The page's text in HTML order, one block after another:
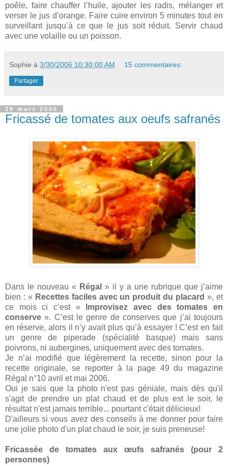
poêle, faire chauffer l’huile, ajouter les radis, mélanger et
verser le jus d’orange. Faire cuire environ 5 minutes tout en
surveillant jusqu’à ce que le jus soit réduit. Servir chaud
avec une volaille ou un poisson.
Sophie à 3/30/2006 10:30:00 AM 15 commentaires:
Partager
29 mars 2006
Fricassé de tomates aux oeufs safranés
Dans le nouveau « Régal » il y a une rubrique que j’aime
bien : « Recettes faciles avec un produit du placard», et
ce mois ci c’est «
Improvisez avec des tomates en
conserve ». C’est le genre de conserves que j’ai toujours
en réserve, alors il n’y avait plus qu’à essayer ! C’est en fait
un genre de piperade (spécialité basque) mais sans
poivrons, ni aubergines, uniquement avec des tomates.
Je n’ai modifié que légèrement la recette, sinon pour la
recette originale, se reporter à la page 49 du magazine
Régal n°10 avril et mai 2006.
Oui je sais que la photo n'est pas géniale, mais dès qu'il
s'agit de prendre un plat chaud et de plus est le soir, le
résultat n'est jamais terrible... pourtant c'était délicieux!
D'ailleurs si vous avez des conseils à me donner pour faire
une jolie photo d'un plat chaud le soir, je suis preneuse!
Fricassée de tomates aux œufs safranés (pour 2
personnes)